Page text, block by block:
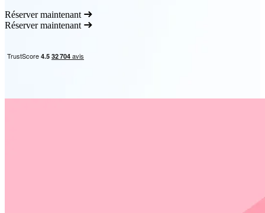
Réserver maintenant
Réserver maintenant